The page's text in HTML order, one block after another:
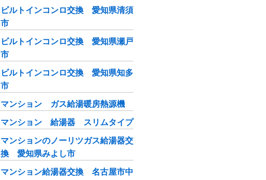
ビルトインコンロ交換 愛知県清須
市
ビルトインコンロ交換 愛知県瀬戸
市
ビルトインコンロ交換 愛知県知多
市
マンション ガス給湯暖房熱源機
マンション 給湯器 スリムタイプ
マンションのノーリツガス給湯器交
換 愛知県みよし市
マンション給湯器交換 名古屋市中